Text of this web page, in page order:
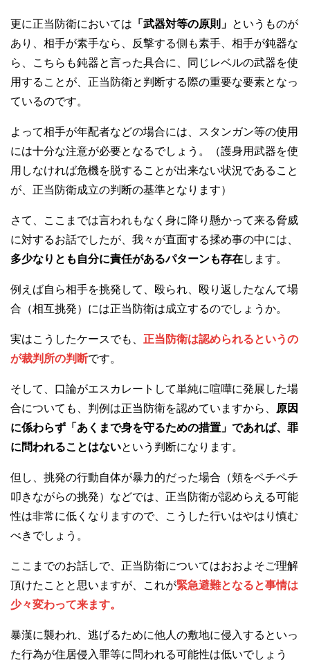
更に正当防衛においては 「武器対等の原則」 というものが
あり、相手が素手なら、反撃する側も素手、相手が鈍器な
ら、こちらも鈍器と言った具合に、同じレベルの武器を使
用することが、正当防衛と判断する際の重要な要素となっ
ているのです。
よって相手が年配者などの場合には、スタンガン等の使用
には十分な注意が必要となるでしょう。（護身用武器を使
用しなければ危機を脱することが出来ない状況であること
が、正当防衛成立の判断の基準となります）
さて、ここまでは言われもなく身に降り懸かって来る脅威
に対するお話でしたが、我々が直面する揉め事の中には、
多少なりとも自分に責任があるパターンも存在します。
例えば自ら相手を挑発して、殴られ、殴り返したなんて場
合（相互挑発）には正当防衛は成立するのでしょうか。
実はこうしたケースでも、 正当防衛は認められるというの
が裁判所の判断です。
そして、口論がエスカレートして単純に喧嘩に発展した場
合についても、判例は正当防衛を認めていますから、
原因
に係わらず「あくまで身を守るための措置」であれば、罪
に問われることはないという判断になります。
但し、挑発の行動自体が暴力的だった場合（頬をペチペチ
叩きながらの挑発）などでは、正当防衛が認めらえる可能
性は非常に低くなりますので、こうした行いはやはり慎む
べきでしょう。
ここまでのお話しで、正当防衛についてはおおよそご理解
頂けたことと思いますが、これが緊急避難となると事情は
少々変わって来ます。
暴漢に襲われ、逃げるために他人の敷地に侵入するといっ
た行為が住居侵入罪等に問われる可能性は低いでしょう